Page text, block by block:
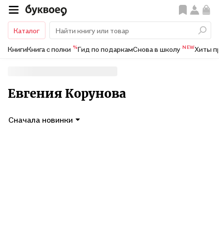
Каталог
КнигиКнига с полки %Гид по подаркамСнова в школу NEWХиты
Евгения Корунова
Сначала новинки